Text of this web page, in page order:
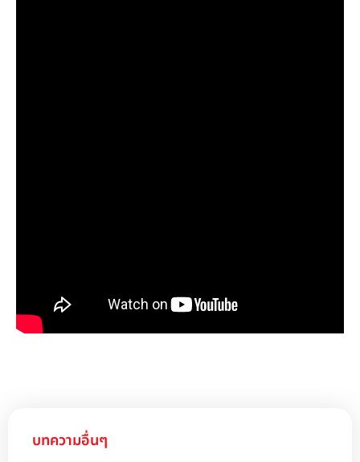
บทความอื่นๆ